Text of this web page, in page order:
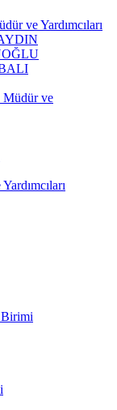
ve Yardımcıları
Müdür ve